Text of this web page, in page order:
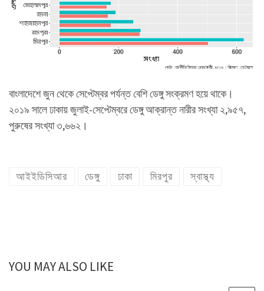
বাংলাদেশে জুন থেকে সেপ্টেম্বর পর্যন্ত বেশি ডেঙ্গু সংক্রমণ হয়ে থাকে।
২০১৯ সালে ঢাকায় জুলাই-সেপ্টেম্বরে ডেঙ্গু আক্রান্ত নারীর সংখ্যা ২,৯৫৭,
পুরুষের সংখ্যা ৩,৬৬২।
আইইডিসিআর ডেঙ্গু ঢাকা মিরপুর স্বাস্থ্য
YOU MAY ALSO LIKE